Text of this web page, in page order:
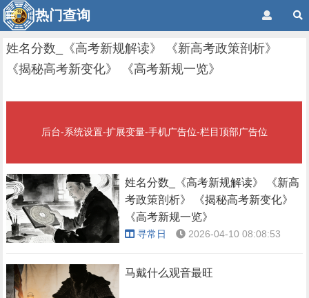
热门查询
姓名分数_《高考新规解读》 《新高考政策剖析》
《揭秘高考新变化》 《高考新规一览》
后台-系统设置-扩展变量-手机广告位-栏目顶部广告位
姓名分数_《高考新规解读》 《新高
考政策剖析》 《揭秘高考新变化》
《高考新规一览》
寻常日 2026-04-10 08:08:53
马戴什么观音最旺